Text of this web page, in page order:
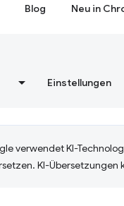
Blog Neu in
Einstellungen
verwendet KI-
KI-Übersetzungen